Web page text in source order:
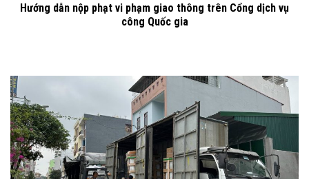
Hướng dẫn nộp phạt vi phạm giao thông trên Cổng dịch vụ
công Quốc gia